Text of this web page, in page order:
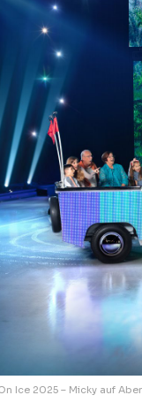
Ice 2025 – Micky auf